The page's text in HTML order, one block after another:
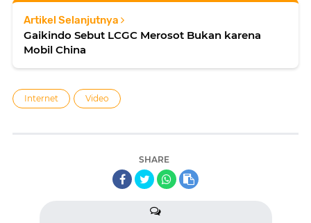
Artikel Selanjutnya
Gaikindo Sebut LCGC Merosot Bukan karena
Mobil China
Internet Video
SHARE